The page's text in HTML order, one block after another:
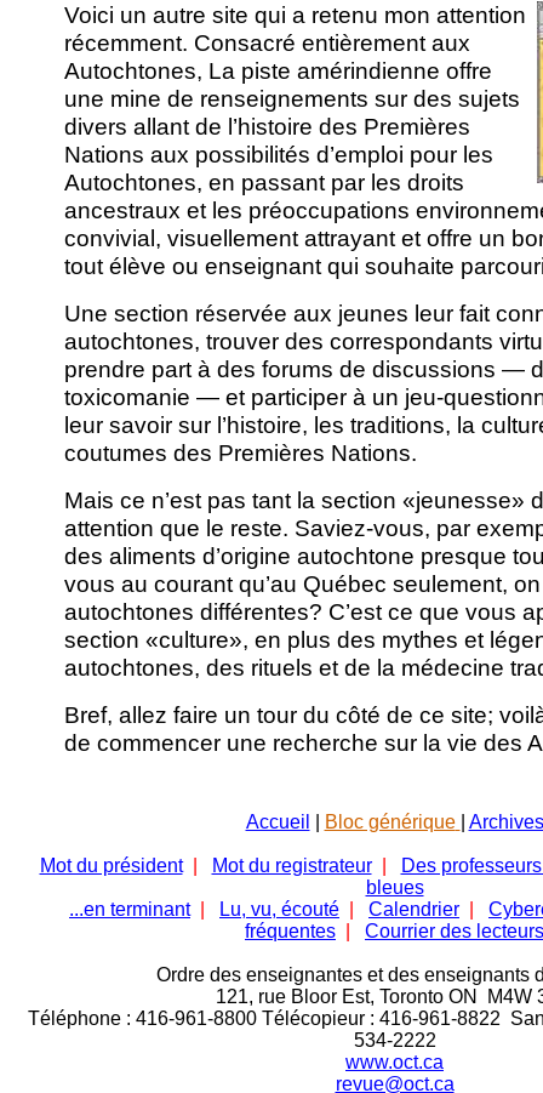
Voici un autre site qui a retenu mon attention
récemment. Consacré entièrement aux
Autochtones, La piste amérindienne offre
une mine de renseignements sur des sujets
divers allant de l’histoire des Premières
Nations aux possibilités d’emploi pour les
Autochtones, en passant par les droits
ancestraux et les préoccupations
convivial, visuellement attrayant et offre un
tout élève ou enseignant qui souhaite
Une section réservée aux jeunes leur fait
autochtones, trouver des correspondants
prendre part à des forums de discussions —
toxicomanie — et participer à un jeu-
leur savoir sur l’histoire, les traditions, la
coutumes des Premières Nations.
Mais ce n’est pas tant la section «jeunesse»
attention que le reste. Saviez-vous, par
des aliments d’origine autochtone presque
vous au courant qu’au Québec seulement,
autochtones différentes? C’est ce que vous
section «culture», en plus des mythes et
autochtones, des rituels et de la médecine
Bref, allez faire un tour du côté de ce site;
de commencer une recherche sur la vie des
Accueil Bloc générique Archives
Mot du président Mot du registrateur
Des
bleues
...en terminant
Lu, vu, écouté Calendrier
fréquentes
Courrier des lecteurs
Ordre des enseignantes et des enseignants
121, rue Bloor Est, Toronto ON M4W
Téléphone : 416-961-8800 Télécopieur : 416-961-8822
534-2222
www.oct.ca
revue@oct.ca